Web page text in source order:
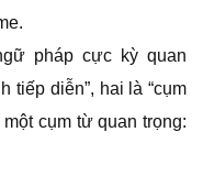
pháp cực kỳ quan
tiếp diễn”, hai là “cụm
cụm từ quan trọng: